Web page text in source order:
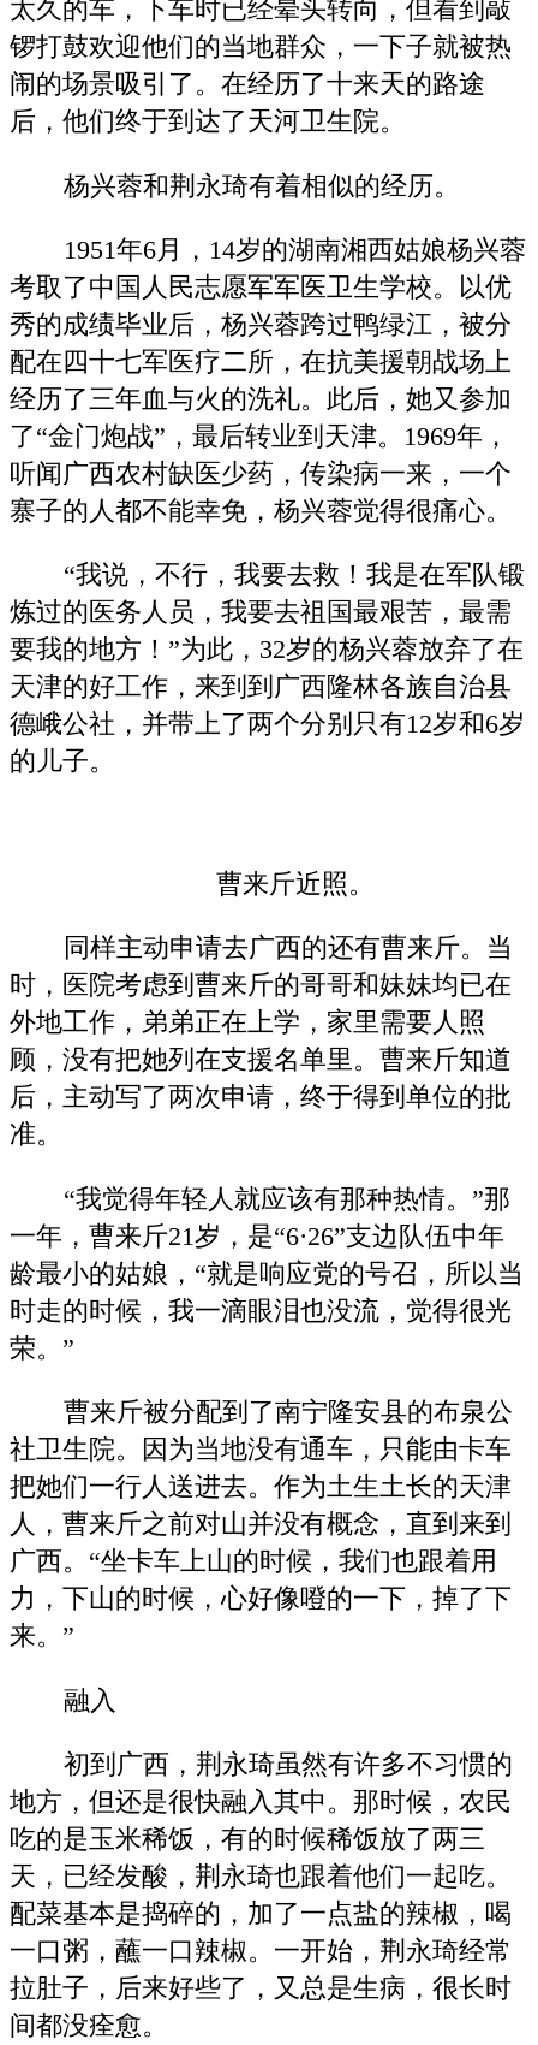
太久的车，下车时已经晕头转向，但看到敲
锣打鼓欢迎他们的当地群众，一下子就被热
闹的场景吸引了。在经历了十来天的路途
后，他们终于到达了天河卫生院。
杨兴蓉和荆永琦有着相似的经历。
1951年6月，14岁的湖南湘西姑娘杨兴蓉
考取了中国人民志愿军军医卫生学校。以优
秀的成绩毕业后，杨兴蓉跨过鸭绿江，被分
配在四十七军医疗二所，在抗美援朝战场上
经历了三年血与火的洗礼。此后，她又参加
了“金门炮战”，最后转业到天津。1969年，
听闻广西农村缺医少药，传染病一来，一个
寨子的人都不能幸免，杨兴蓉觉得很痛心。
“我说，不行，我要去救！我是在军队锻
炼过的医务人员，我要去祖国最艰苦，最需
要我的地方！”为此，32岁的杨兴蓉放弃了在
天津的好工作，来到到广西隆林各族自治县
德峨公社，并带上了两个分别只有12岁和6岁
的儿子。
曹来斤近照。
同样主动申请去广西的还有曹来斤。当
时，医院考虑到曹来斤的哥哥和妹妹均已在
外地工作，弟弟正在上学，家里需要人照
顾，没有把她列在支援名单里。曹来斤知道
后，主动写了两次申请，终于得到单位的批
准。
“我觉得年轻人就应该有那种热情。”那
一年，曹来斤21岁，是“6·26”支边队伍中年
龄最小的姑娘，“就是响应党的号召，所以当
时走的时候，我一滴眼泪也没流，觉得很光
荣。”
曹来斤被分配到了南宁隆安县的布泉公
社卫生院。因为当地没有通车，只能由卡车
把她们一行人送进去。作为土生土长的天津
人，曹来斤之前对山并没有概念，直到来到
广西。“坐卡车上山的时候，我们也跟着用
力，下山的时候，心好像噔的一下，掉了下
来。”
融入
初到广西，荆永琦虽然有许多不习惯的
地方，但还是很快融入其中。那时候，农民
吃的是玉米稀饭，有的时候稀饭放了两三
天，已经发酸，荆永琦也跟着他们一起吃。
配菜基本是捣碎的，加了一点盐的辣椒，喝
一口粥，蘸一口辣椒。一开始，荆永琦经常
拉肚子，后来好些了，又总是生病，很长时
间都没痊愈。